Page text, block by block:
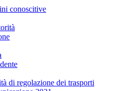
conoscitive
di regolazione dei trasporti